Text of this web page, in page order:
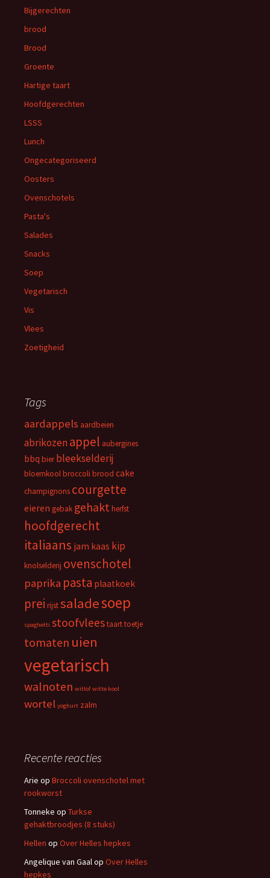
Bijgerechten
brood
Brood
Groente
Hartige taart
Hoofdgerechten
LSSS
Lunch
Ongecategoriseerd
Oosters
Ovenschotels
Pasta's
Salades
Snacks
Soep
Vegetarisch
Vis
Vlees
Zoetigheid
Tags
aardappels aardbeien
abrikozenappel aubergines
bbq bier bleekselderij
bloemkoolbroccoli brood cake
champignons courgette
eieren gebak gehaktherfst
hoofdgerecht
italiaans jam kaas kip
knolselderij ovenschotel
paprika pasta plaatkoek
prei rijstsaladesoep
spaghetti stoofvleestaarttoetje
tomaten uien
vegetarisch
walnoten witlof witte kool
wortel yoghurt zalm
Recente reacties
Arie op Broccoli ovenschotel met
rookworst
Tonneke op Turkse
gehaktbroodjes (8 stuks)
Hellen op Over Helles hepkes
Angelique van Gaalop Over Helles
hepkes